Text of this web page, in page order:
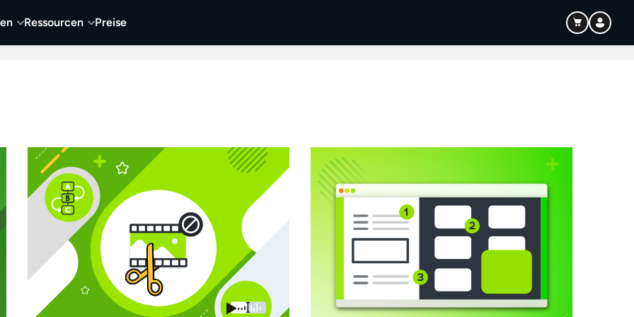
Ressourcen Preise
Video Visueller Content